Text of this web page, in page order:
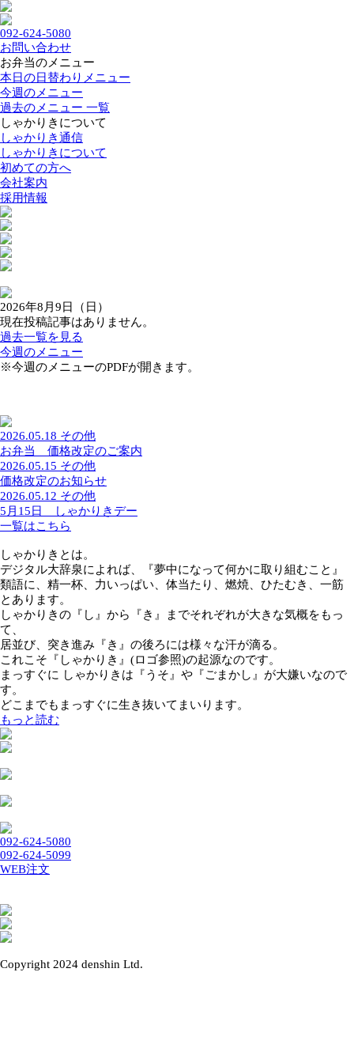
092-624-5080
お問い合わせ
お弁当のメニュー
本日の日替わりメニュー
今週のメニュー
過去のメニュー 一覧
しゃかりきについて
しゃかりき通信
しゃかりきについて
初めての方へ
会社案内
採用情報
2026年8月9日（日）
現在投稿記事はありません。
過去一覧を見る
2026.05.18 その他
お弁当 価格改定のご案内
2026.05.15
その他
価格改定のお知らせ
5月15日 しゃかりきデー
一覧はこちら
しゃかりきとは。
デジタル大辞泉によれば、『夢中になって何かに取り組むこ
類語に、精一杯、力いっぱい、体当たり、燃焼、ひたむき、
とあります。
しゃかりきの『し』から『き』までそれぞれが大きな気概を
て、
居並び、突き進み『き』の後ろには様々な汗が滴る。
これこそ『しゃかりき』(ロゴ参照)の起源なのです。
まっすぐに しゃかりきは『うそ』や『ごまかし』が大嫌い
す。
どこまでもまっすぐに生き抜いてまいります。
092-624-5080
092-624-5099